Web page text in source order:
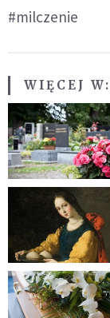
#milczenie
WIĘCEJ W: